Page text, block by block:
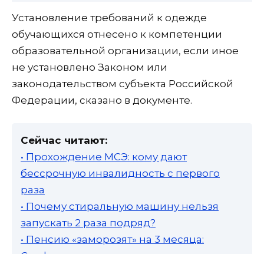
Установление требований к одежде
обучающихся отнесено к компетенции
образовательной организации, если иное
не установлено Законом или
законодательством субъекта Российской
Федерации, сказано в документе.
Сейчас читают:
• Прохождение МСЭ: кому дают
бессрочную инвалидность с первого
раза
• Почему стиральную машину нельзя
запускать 2 раза подряд?
• Пенсию «заморозят» на 3 месяца: